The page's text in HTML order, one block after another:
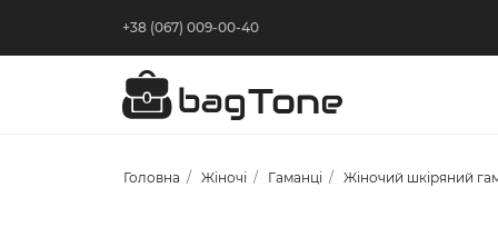
+38 (067) 009-00-40
Головна Жіночі Гаманці Жіночий шкіряний